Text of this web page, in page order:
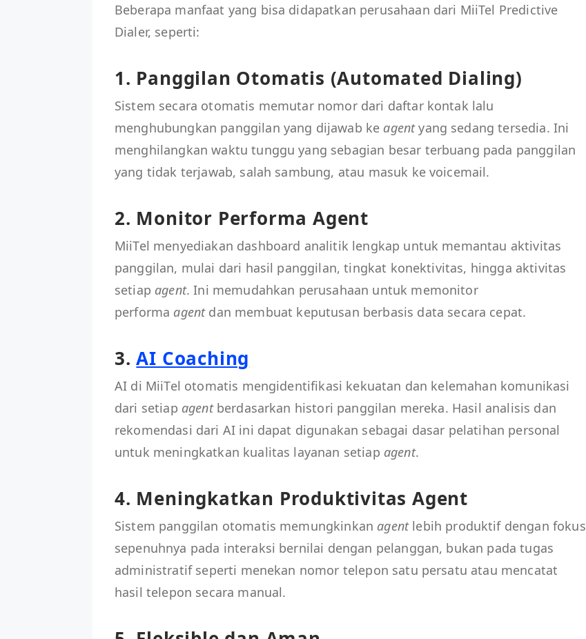
Beberapa manfaat yang bisa didapatkan perusahaan dari MiiTel Predictive
Dialer, seperti:
1. Panggilan Otomatis (Automated Dialing)
Sistem secara otomatis memutar nomor dari daftar kontak lalu
menghubungkan panggilan yang dijawab ke agentyang sedang tersedia. Ini
menghilangkan waktu tunggu yang sebagian besar terbuang pada panggilan
yang tidak terjawab, salah sambung, atau masuk ke voicemail.
2. Monitor Performa Agent
MiiTel menyediakan dashboard analitik lengkap untuk memantau aktivitas
panggilan, mulai dari hasil panggilan, tingkat konektivitas, hingga aktivitas
setiap agent. Ini memudahkan perusahaan untuk memonitor
performa agentdan membuat keputusan berbasis data secara cepat.
3.AI Coaching
AI di MiiTel otomatis mengidentifikasi kekuatan dan kelemahan komunikasi
dari setiap agentberdasarkan histori panggilan mereka. Hasil analisis dan
rekomendasi dari AI ini dapat digunakan sebagai dasar pelatihan personal
untuk meningkatkan kualitas layanan setiap agent.
4. Meningkatkan Produktivitas Agent
Sistem panggilan otomatis memungkinkan agentlebih produktif dengan fokus
sepenuhnya pada interaksi bernilai dengan pelanggan, bukan pada tugas
administratif seperti menekan nomor telepon satu persatu atau mencatat
hasil telepon secara manual.